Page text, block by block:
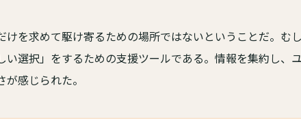
を求めて駆け寄るための場所ではないということだ。むし
選択」をするための支援ツールである。情報を集約し、
感じられた。